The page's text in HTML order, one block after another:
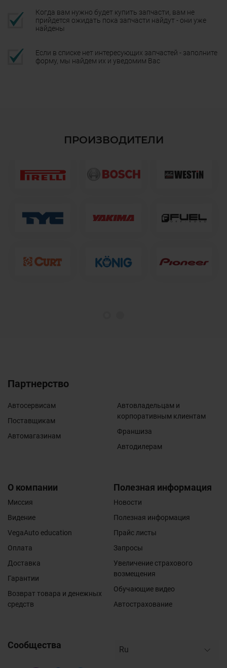
Когда вам нужно будет купить запчасти, вам не
прийдется ожидать пока запчасти найдут - они уже
найдены
Если в списке нет интересующих запчастей - заполните
форму, мы найдем их и уведомим Вас
ПРОИЗВОДИТЕЛИ
Партнерство
Автосервисам
Поставщикам
Автомагазинам
Автовладельцам и
корпоративным клиентам
Франшиза
Автодилерам
О компании
Миссия
Видение
VegaAuto education
Оплата
Доставка
Гарантии
Возврат товара и денежных
средств
Полезная информация
Новости
Полезная информация
Прайс листы
Запросы
Увеличение страхового
возмещения
Обучающие видео
Автострахование
Сообщества